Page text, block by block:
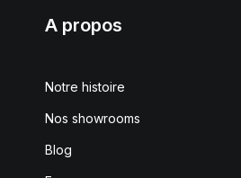
A propos
Notre histoire
Nos showrooms
Blog